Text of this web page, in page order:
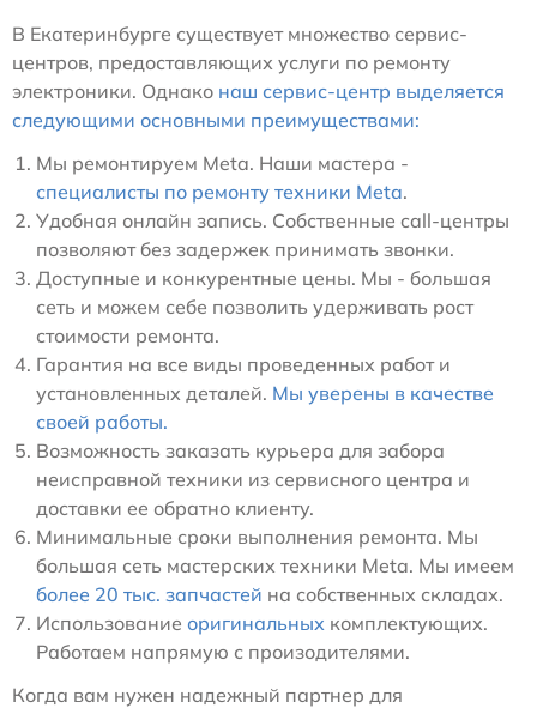
В Екатеринбурге существует множество сервис-
центров, предоставляющих услуги по ремонту
электроники. Однако наш сервис-центр выделяется
следующими основными преимуществами:
Мы ремонтируем Meta. Наши мастера -
специалисты по ремонту техники Meta.
Удобная онлайн запись. Собственные call-центры
позволяют без задержек принимать звонки.
Доступные и конкурентные цены. Мы - большая
сеть и можем себе позволить удерживать рост
стоимости ремонта.
Гарантия на все виды проведенных работ и
установленных деталей. Мы уверены в качестве
своей работы.
Возможность заказать курьера для забора
неисправной техники из сервисного центра и
доставки ее обратно клиенту.
Минимальные сроки выполнения ремонта. Мы
большая сеть мастерских техники Meta. Мы имеем
более 20 тыс. запчастей на собственных складах.
Использование оригинальных комплектующих.
Работаем напрямую с произодителями.
Когда вам нужен надежный партнер для